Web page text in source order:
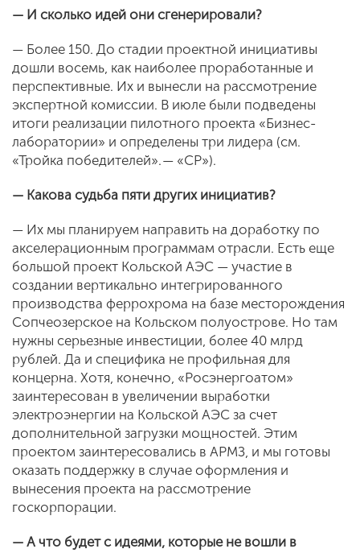
— И сколько идей они сгенерировали?
— Более 150. До стадии проектной инициативы
дошли восемь, как наиболее проработанные и
перспективные. Их и вынесли на рассмотрение
экспертной комиссии. В июле были подведены
итоги реализации пилотного проекта «Бизнес-
лаборатории» и определены три лидера (см.
«Тройка победителей». — «СР»).
— Какова судьба пяти других инициатив?
— Их мы планируем направить на доработку по
акселерационным программам отрасли. Есть еще
большой проект Кольской АЭС — участие в
создании вертикально интегрированного
производства феррохрома на базе месторождения
Сопчеозерское на Кольском полуострове. Но там
нужны серьезные инвестиции, более 40 млрд
рублей. Да и специфика не профильная для
концерна. Хотя, конечно, «Росэнергоатом»
заинтересован в увеличении выработки
электроэнергии на Кольской АЭС за счет
дополнительной загрузки мощностей. Этим
проектом заинтересовались в АРМЗ, и мы готовы
оказать поддержку в случае оформления и
вынесения проекта на рассмотрение
госкорпорации.
— А что будет с идеями, которые не вошли в